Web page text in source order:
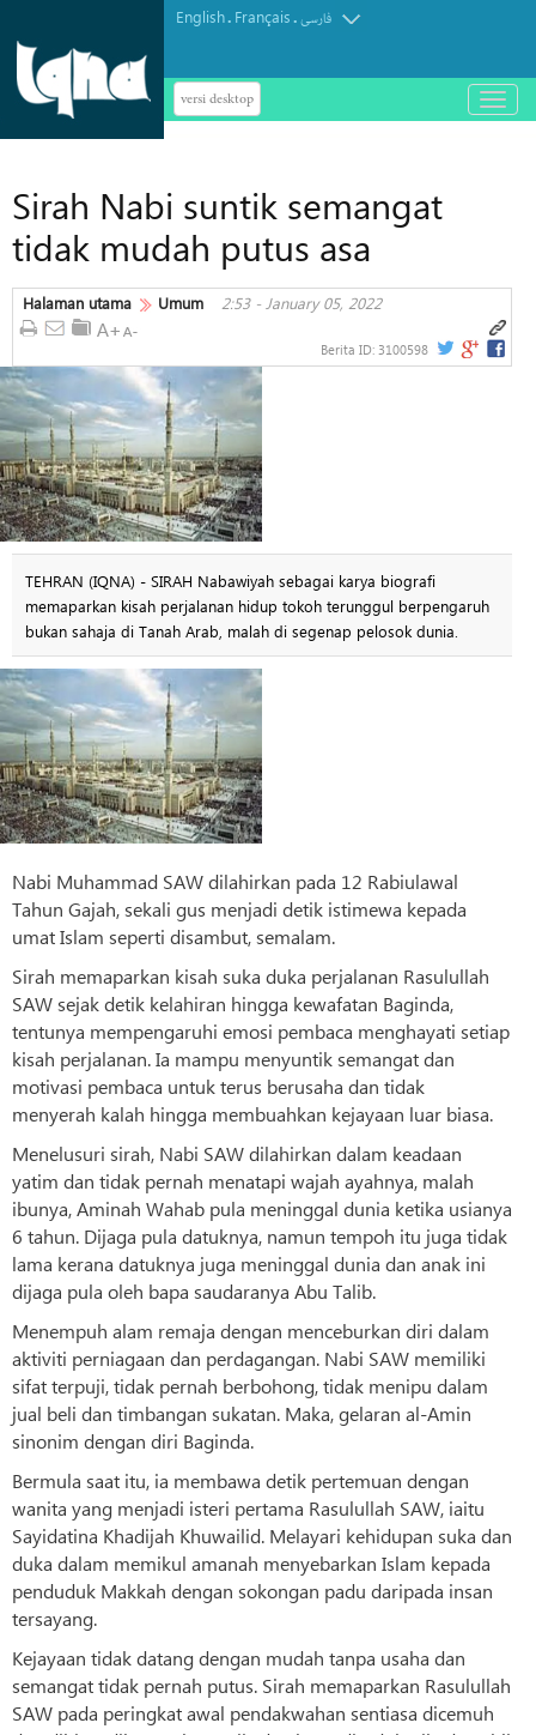
English. Français.فارسی
versi desktop
باز
و
Sirah Nabi suntik semangat
tidak mudah putus asa
Halaman utama Umum 2:53 - January 05, 2022
Berita ID: 3100598
TEHRAN (IQNA) - SIRAH Nabawiyah sebagai karya biografi
memaparkan kisah perjalanan hidup tokoh terunggul berpengaruh
bukan sahaja di Tanah Arab, malah di segenap pelosok dunia.
Nabi Muhammad SAW dilahirkan pada 12 Rabiulawal
Tahun Gajah, sekali gus menjadi detik istimewa kepada
umat Islam seperti disambut, semalam.
Sirah memaparkan kisah suka duka perjalanan Rasulullah
SAW sejak detik kelahiran hingga kewafatan Baginda,
tentunya mempengaruhi emosi pembaca menghayati setiap
kisah perjalanan. Ia mampu menyuntik semangat dan
motivasi pembaca untuk terus berusaha dan tidak
menyerah kalah hingga membuahkan kejayaan luar biasa.
Menelusuri sirah, Nabi SAW dilahirkan dalam keadaan
yatim dan tidak pernah menatapi wajah ayahnya, malah
ibunya, Aminah Wahab pula meninggal dunia ketika usianya
6 tahun. Dijaga pula datuknya, namun tempoh itu juga tidak
lama kerana datuknya juga meninggal dunia dan anak ini
dijaga pula oleh bapa saudaranya Abu Talib.
Menempuh alam remaja dengan menceburkan diri dalam
aktiviti perniagaan dan perdagangan. Nabi SAW memiliki
sifat terpuji, tidak pernah berbohong, tidak menipu dalam
jual beli dan timbangan sukatan. Maka, gelaran al-Amin
sinonim dengan diri Baginda.
Bermula saat itu, ia membawa detik pertemuan dengan
wanita yang menjadi isteri pertama Rasulullah SAW, iaitu
Sayidatina Khadijah Khuwailid. Melayari kehidupan suka dan
duka dalam memikul amanah menyebarkan Islam kepada
penduduk Makkah dengan sokongan padu daripada insan
tersayang.
Kejayaan tidak datang dengan mudah tanpa usaha dan
semangat tidak pernah putus. Sirah memaparkan Rasulullah
SAW pada peringkat awal pendakwahan sentiasa dicemuh